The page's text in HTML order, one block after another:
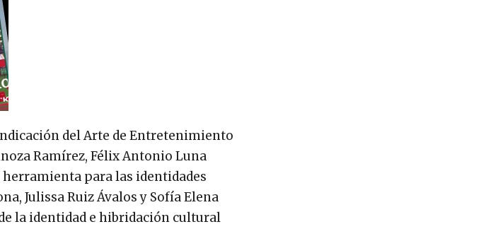
del Arte de Entretenimiento
Ramírez, Félix Antonio Luna
herramienta para las identidades
Julissa Ruiz Ávalos y Sofía Elena
la identidad e hibridación cultural